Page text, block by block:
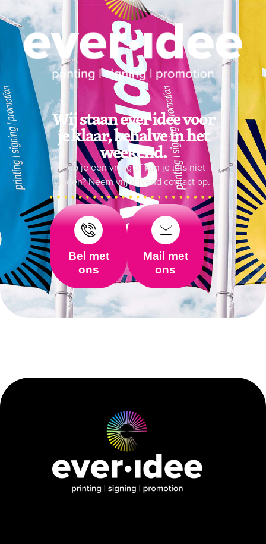
Wij staan ever idee voor
je klaar, behalve in het
weekend.
Heb je een vraag of kan je iets niet
vinden? Neem vrijblijvend contact op.
Bel met
ons
Mail met
ons